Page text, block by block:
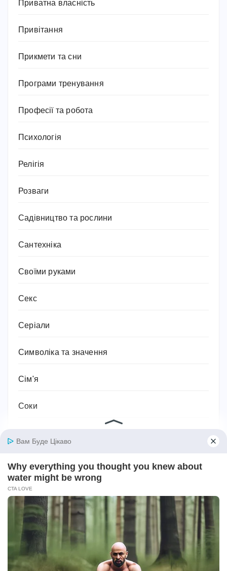
Приватна власність
Привітання
Прикмети та сни
Програми тренування
Професії та робота
Психологія
Релігія
Розваги
Садівництво та рослини
Сантехніка
Своїми руками
Секс
Серіали
Символіка та значення
Сім'я
Соки
Спортивне харчування
Супільство
Тваринництво
Технології, техніка та гаджети